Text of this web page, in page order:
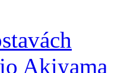
Akiyama